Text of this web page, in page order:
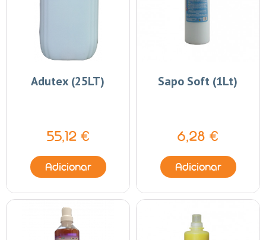
Adutex (25LT)
55,12 €
Adicionar
Sapo Soft (1Lt)
6,28 €
Adicionar